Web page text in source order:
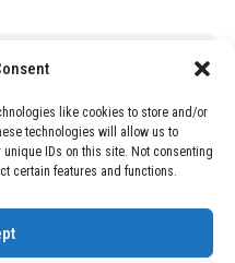
like cookies to store and/or
technologies will allow us to
IDs on this site. Not consenting
certain features and functions.